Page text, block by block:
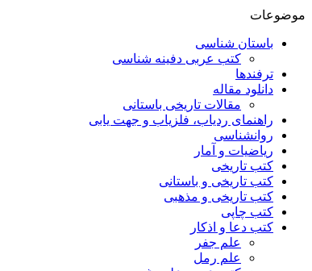
موضوعات
باستان شناسی
کتب عربی دفینه شناسی
ترفندها
دانلود مقاله
مقالات تاریخی باستانی
راهنمای ردیاب، فلزیاب و جهت یابی
روانشناسی
ریاضیات و آمار
کتب تاریخی
کتب تاریخی و باستانی
کتب تاریخی و مذهبی
کتب چاپی
کتب دعا و اذکار
علم جفر
علم رمل